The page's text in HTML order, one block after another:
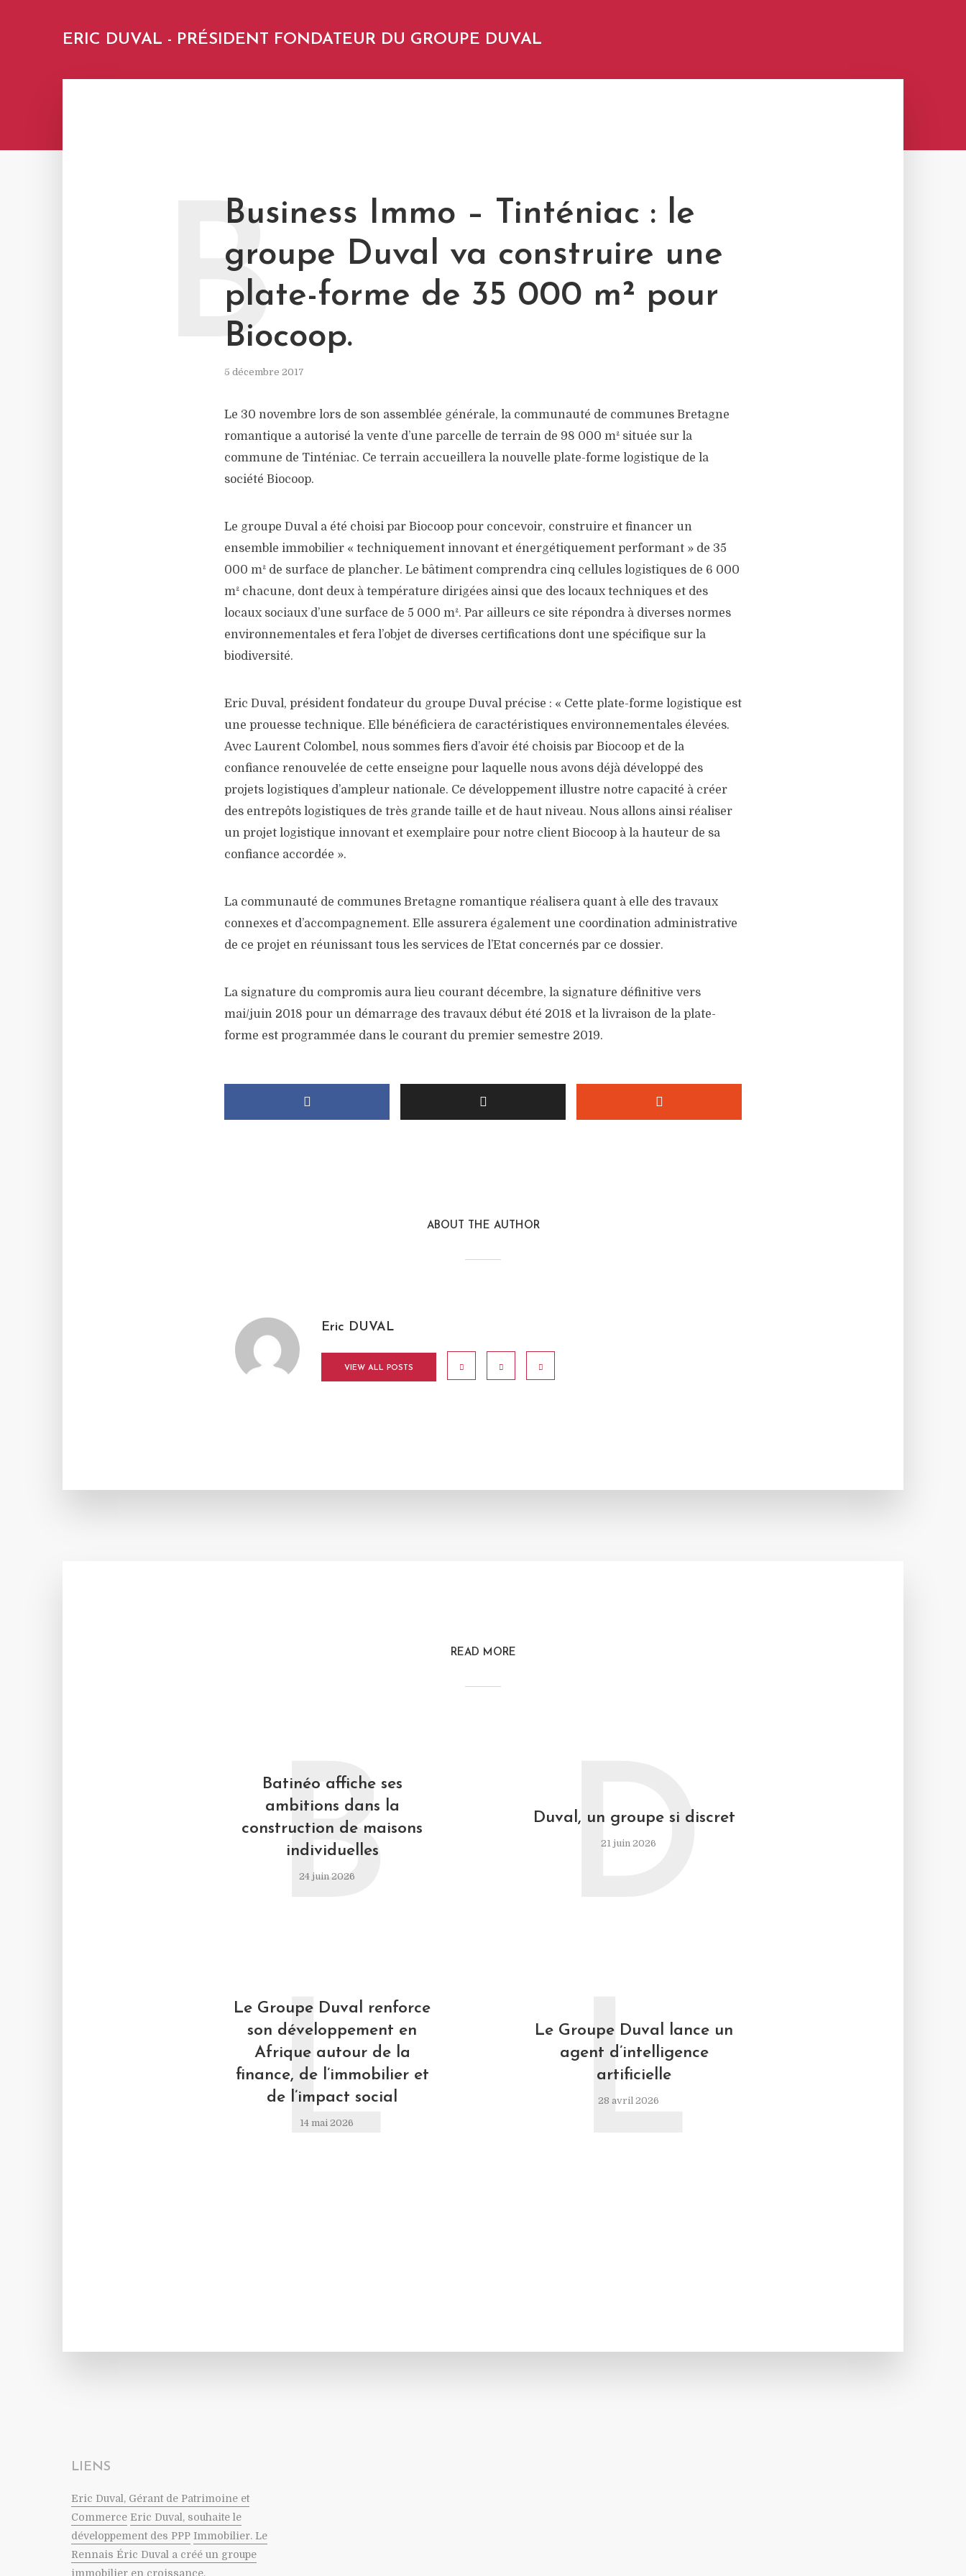
ERIC DUVAL - PRÉSIDENT FONDATEUR DU GROUPE DUVAL
Business Immo – Tinténiac : le
groupe Duval va construire une
plate-forme de 35 000 m² pour
Biocoop.
5 décembre 2017
B
Le 30 novembre lors de son assemblée générale, la communauté de communes Bretagne
romantique a autorisé la vente d’une parcelle de terrain de 98 000 m² située sur la
commune de Tinténiac. Ce terrain accueillera la nouvelle plate-forme logistique de la
société Biocoop.
Le groupe Duval a été choisi par Biocoop pour concevoir, construire et financer un
ensemble immobilier « techniquement innovant et énergétiquement performant » de 35
000 m² de surface de plancher. Le bâtiment comprendra cinq cellules logistiques de 6 000
m² chacune, dont deux à température dirigées ainsi que des locaux techniques et des
locaux sociaux d’une surface de 5 000 m². Par ailleurs ce site répondra à diverses normes
environnementales et fera l’objet de diverses certifications dont une spécifique sur la
biodiversité.
Eric Duval, président fondateur du groupe Duval précise : « Cette plate-forme logistique est
une prouesse technique. Elle bénéficiera de caractéristiques environnementales élevées.
Avec Laurent Colombel, nous sommes fiers d’avoir été choisis par Biocoop et de la
confiance renouvelée de cette enseigne pour laquelle nous avons déjà développé des
projets logistiques d’ampleur nationale. Ce développement illustre notre capacité à créer
des entrepôts logistiques de très grande taille et de haut niveau. Nous allons ainsi réaliser
un projet logistique innovant et exemplaire pour notre client Biocoop à la hauteur de sa
confiance accordée ».
La communauté de communes Bretagne romantique réalisera quant à elle des travaux
connexes et d’accompagnement. Elle assurera également une coordination administrative
de ce projet en réunissant tous les services de l’Etat concernés par ce dossier.
La signature du compromis aura lieu courant décembre, la signature définitive vers
mai/juin 2018 pour un démarrage des travaux début été 2018 et la livraison de la plate-
forme est programmée dans le courant du premier semestre 2019.
ABOUT THE AUTHOR
Eric DUVAL
VIEW ALL POSTS
READ MORE
Batinéo affiche ses
ambitions dans la
construction de maisons
individuelles
24 juin 2026
B Duval, un groupe si discret
21 juin 2026
D
Le Groupe Duval renforce
son développement en
Afrique autour de la
finance, de l’immobilier et
de l’impact social
14 mai 2026
L
Le Groupe Duval lance un
agent d’intelligence
artificielle
28 avril 2026
L
LIENS
Eric Duval, Gérant de Patrimoine et
Commerce Eric Duval, souhaite le
développement des PPP Immobilier. Le
Rennais Éric Duval a créé un groupe
immobilier en croissance.